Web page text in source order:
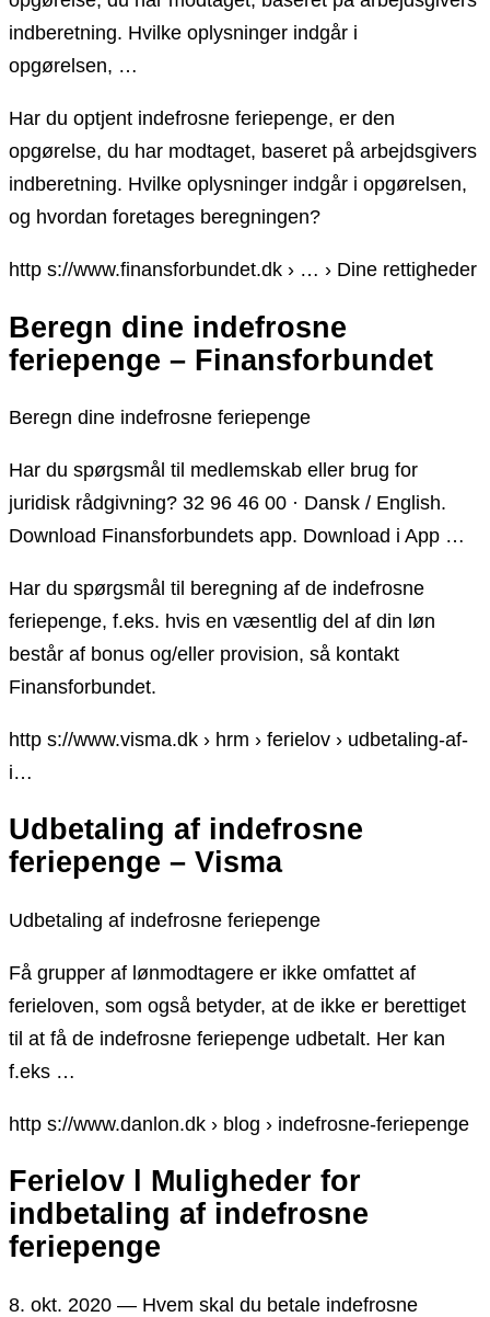
indberetning. Hvilke oplysninger indgår i
opgørelsen, …
Har du optjent indefrosne feriepenge, er den
opgørelse, du har modtaget, baseret på arbejdsgivers
indberetning. Hvilke oplysninger indgår i opgørelsen,
og hvordan foretages beregningen?
http s://www.finansforbundet.dk › … › Dine rettigheder
Beregn dine indefrosne
feriepenge – Finansforbundet
Beregn dine indefrosne feriepenge
Har du spørgsmål til medlemskab eller brug for
juridisk rådgivning? 32 96 46 00 · Dansk / English.
Download Finansforbundets app. Download i App …
Har du spørgsmål til beregning af de indefrosne
feriepenge, f.eks. hvis en væsentlig del af din løn
består af bonus og/eller provision, så kontakt
Finansforbundet.
http s://www.visma.dk › hrm › ferielov › udbetaling-af-
i…
Udbetaling af indefrosne
feriepenge – Visma
Udbetaling af indefrosne feriepenge
Få grupper af lønmodtagere er ikke omfattet af
ferieloven, som også betyder, at de ikke er berettiget
til at få de indefrosne feriepenge udbetalt. Her kan
f.eks …
http s://www.danlon.dk › blog › indefrosne-feriepenge
Ferielov l Muligheder for
indbetaling af indefrosne
feriepenge
8. okt. 2020 — Hvem skal du betale indefrosne